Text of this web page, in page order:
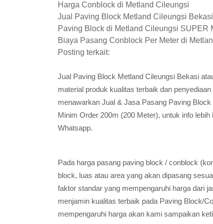
Harga Conblock di Metland Cileungsi
Jual Paving Block Metland Cileungsi Bekasi
Paving Block di Metland Cileungsi SUPER
Biaya Pasang Conblock Per Meter di
Posting terkait:
Jual Paving Block Metland Cileungsi Bekasi
material produk kualitas terbaik dan
menawarkan Jual & Jasa Pasang Paving
Minim Order 200m (200 Meter), untuk info
Whatsapp.
Pada harga pasang paving block / conblock
block, luas atau area yang akan dipasang
faktor standar yang mempengaruhi harga dari
menjamin kualitas terbaik pada Paving Block/
mempengaruhi harga akan kami sampaikan